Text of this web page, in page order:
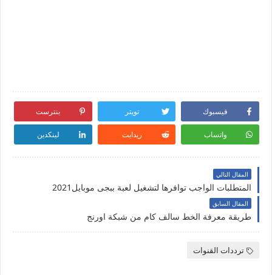
فيسبوك تويتر بنترست
واتساب ريدايت لينكدين
المقال التالي
المتطلبات الواجب توافرها لتشغيل لعبة ببجى موبايل2021
المقال السابق
طريقة معرفة الخط سالف كام من شبكة اورنج
ترددات القنوات